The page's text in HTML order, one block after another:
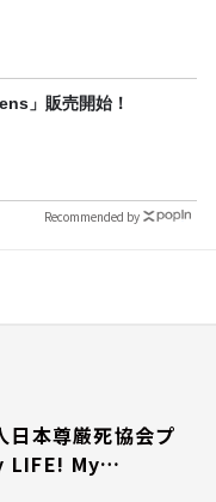
」販売開始！
Recommended by
日本尊厳死協会プ
LIFE! My